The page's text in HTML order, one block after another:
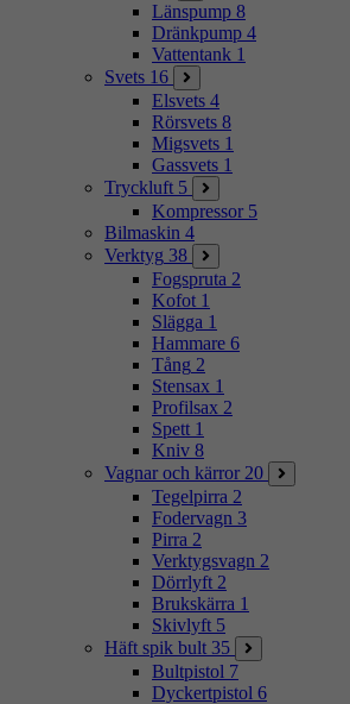
Länspump 8
Dränkpump 4
Vattentank 1
Svets 16
Elsvets 4
Rörsvets 8
Migsvets 1
Gassvets 1
Tryckluft 5
Kompressor 5
Bilmaskin 4
Verktyg 38
Fogspruta 2
Kofot 1
Slägga 1
Hammare 6
Tång 2
Stensax 1
Profilsax 2
Spett 1
Kniv 8
Vagnar och kärror 20
Tegelpirra 2
Fodervagn 3
Pirra 2
Verktygsvagn 2
Dörrlyft 2
Brukskärra 1
Skivlyft 5
Häft spik bult 35
Bultpistol 7
Dyckertpistol 6